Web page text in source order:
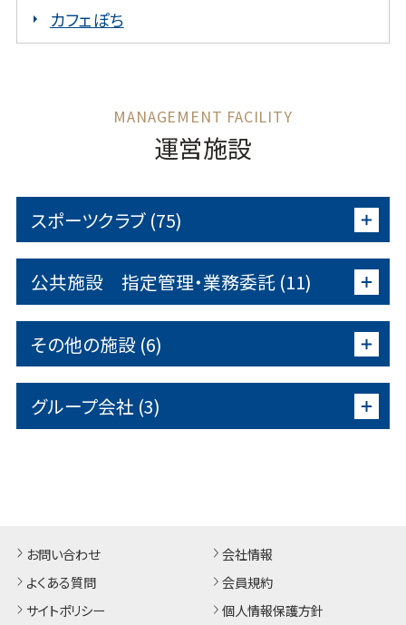
カフェぽち
運営施設
スポーツクラブ (75)
公共施設 指定管理・業務委託 (11)
その他の施設 (6)
グループ会社 (3)
お問い合わせ
よくある質問
サイトポリシー
会社情報
会員規約
個人情報保護方針